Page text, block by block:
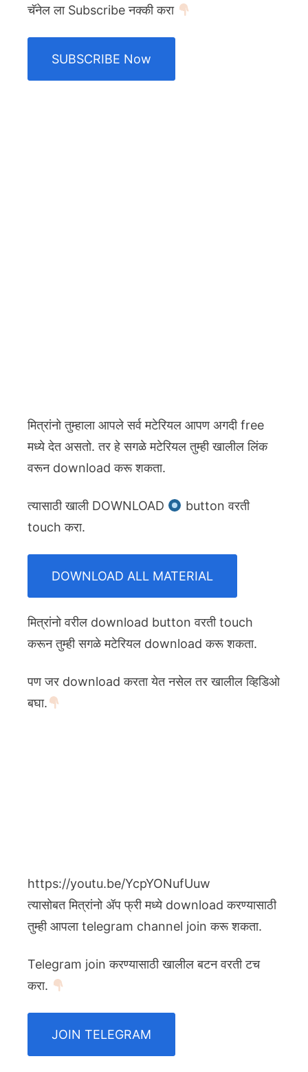
चॅनेल ला Subscribe नक्की करा
SUBSCRIBE Now
मित्रांनो तुम्हाला आपले सर्व मटेरियल आपण अगदी free
मध्ये देत असतो. तर हे सगळे मटेरियल तुम्ही खालील लिंक
वरून download करू शकता.
त्यासाठी खाली DOWNLOAD
button वरती
touch करा.
DOWNLOAD ALL MATERIAL
मित्रांनो वरील download button वरती touch
करून तुम्ही सगळे मटेरियल download करू शकता.
पण जर download करता येत नसेल तर खालील व्हिडिओ
बघा.
https://youtu.be/YcpYONufUuw
त्यासोबत मित्रांनो ॲप फ्री मध्ये download करण्यासाठी
तुम्ही आपला telegram channel join करू शकता.
Telegram join करण्यासाठी खालील बटन वरती टच
करा.
JOIN TELEGRAM